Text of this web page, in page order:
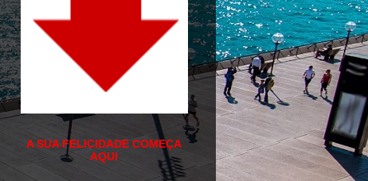
A SUA FELICIDADE COMEÇA
AQUI